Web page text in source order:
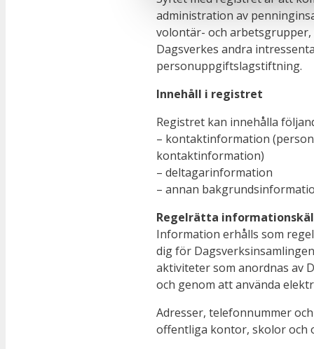
administration av
volontär- och
Dagsverkes andra
personuppgiftslagstiftning.
Innehåll i registret
Registret kan innehålla
– kontaktinformation
kontaktinformation)
– deltagarinformation
– annan
Regelrätta
Information erhålls som
dig för
aktiviteter som anordnas av
och genom att använda
Adresser, telefonnummer
offentliga kontor, skolor och